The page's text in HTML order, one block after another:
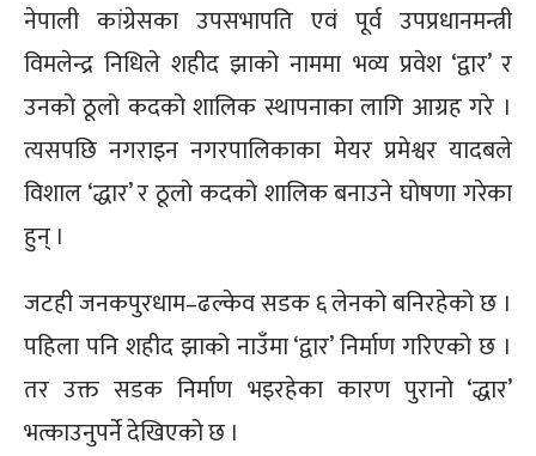
नेपाली कांग्रेसका उपसभापति एवं पूर्व उपप्रधानमन्त्री
विमलेन्द्र निधिले शहीद झाको नाममा भव्य प्रवेश ‘द्वार’ र
उनको ठूलो कदको शालिक स्थापनाका लागि आग्रह गरे ।
त्यसपछि नगराइन नगरपालिकाका मेयर प्रमेश्वर यादबले
विशाल ‘द्धार’ र ठूलो कदको शालिक बनाउने घोषणा गरेका
हुन् ।
जटही जनकपुरधाम–ढल्केव सडक ६ लेनको बनिरहेको छ ।
पहिला पनि शहीद झाको नाउँमा ‘द्वार’ निर्माण गरिएको छ ।
तर उक्त सडक निर्माण भइरहेका कारण पुरानो ‘द्धार’
भत्काउनुपर्ने देखिएको छ ।